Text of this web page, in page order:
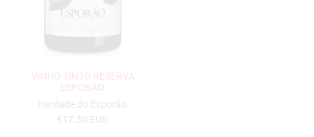
VINHO TINTO RESERVA
ESPORÃO
Herdade do Esporão
€17.50 EUR